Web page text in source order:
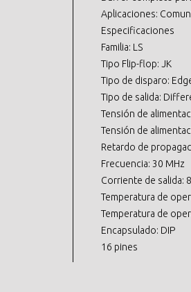
Aplicaciones:
Especificaciones
Familia: LS
Tipo Flip-flop: JK
Tipo de disparo:
Tipo de salida:
Tensión de
Tensión de
Retardo de
Frecuencia: 30 MHz
Corriente de salida:
Temperatura de
Temperatura de
Encapsulado: DIP
16 pines